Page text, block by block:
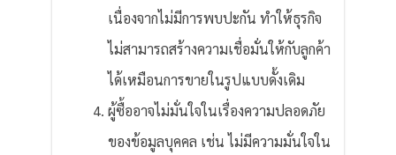
เนื่องจากไม่มีการพบปะกัน ทำให้ธุรกิจ
ไม่สามารถสร้างความเชื่อมั่นให้กับลูกค้า
ได้เหมือนการขายในรูปแบบดั้งเดิม
ผู้ซื้ออาจไม่มั่นใจในเรื่องความปลอดภัย
ของข้อมูลบุคคล เช่น ไม่มีความมั่นใจใน